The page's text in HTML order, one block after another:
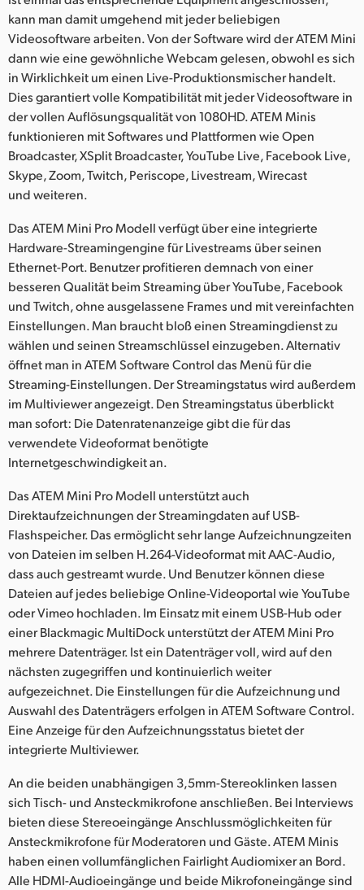
kann man damit umgehend mit jeder beliebigen
Videosoftware arbeiten. Von der Software wird der ATEM Mini
dann wie eine gewöhnliche Webcam gelesen, obwohl es sich
in Wirklichkeit um einen Live-Produktionsmischer handelt.
Dies garantiert volle Kompatibilität mit jeder Videosoftware in
der vollen Auflösungsqualität von 1080HD. ATEM Minis
funktionieren mit Softwares und Plattformen wie Open
Broadcaster, XSplit Broadcaster, YouTube Live, Facebook Live,
Skype, Zoom, Twitch, Periscope, Livestream, Wirecast
und weiteren.
Das ATEM Mini Pro Modell verfügt über eine integrierte
Hardware-Streamingengine für Livestreams über seinen
Ethernet-Port. Benutzer profitieren demnach von einer
besseren Qualität beim Streaming über YouTube, Facebook
und Twitch, ohne ausgelassene Frames und mit vereinfachten
Einstellungen. Man braucht bloß einen Streamingdienst zu
wählen und seinen Streamschlüssel einzugeben. Alternativ
öffnet man in ATEM Software Control das Menü für die
Streaming-Einstellungen. Der Streamingstatus wird außerdem
im Multiviewer angezeigt. Den Streamingstatus überblickt
man sofort: Die Datenratenanzeige gibt die für das
verwendete Videoformat benötigte
Internetgeschwindigkeit an.
Das ATEM Mini Pro Modell unterstützt auch
Direktaufzeichnungen der Streamingdaten auf USB-
Flashspeicher. Das ermöglicht sehr lange Aufzeichnungzeiten
von Dateien im selben H.264-Videoformat mit AAC-Audio,
dass auch gestreamt wurde. Und Benutzer können diese
Dateien auf jedes beliebige Online-Videoportal wie YouTube
oder Vimeo hochladen. Im Einsatz mit einem USB-Hub oder
einer Blackmagic MultiDock unterstützt der ATEM Mini Pro
mehrere Datenträger. Ist ein Datenträger voll, wird auf den
nächsten zugegriffen und kontinuierlich weiter
aufgezeichnet. Die Einstellungen für die Aufzeichnung und
Auswahl des Datenträgers erfolgen in ATEM Software Control.
Eine Anzeige für den Aufzeichnungsstatus bietet der
integrierte Multiviewer.
An die beiden unabhängigen 3,5mm-Stereoklinken lassen
sich Tisch- und Ansteckmikrofone anschließen. Bei Interviews
bieten diese Stereoeingänge Anschlussmöglichkeiten für
Ansteckmikrofone für Moderatoren und Gäste. ATEM Minis
haben einen vollumfänglichen Fairlight Audiomixer an Bord.
Alle HDMI-Audioeingänge und beide Mikrofoneingänge sind